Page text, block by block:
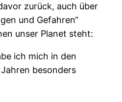
zurück, auch über
und Gefahren“
unser Planet steht:
ich mich in den
besonders